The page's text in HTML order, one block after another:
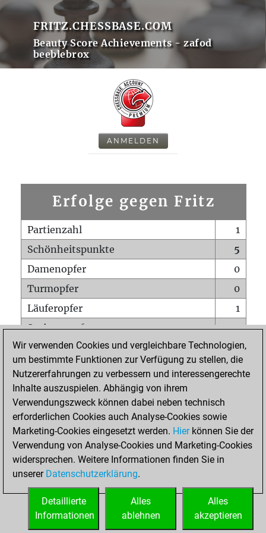
FRITZ.CHESSBASE.COM
Beauty Score Achievements - zafod
beeblebrox
ANMELDEN
Erfolge gegen Fritz
Partienzahl
1
Schönheitspunkte
5
Damenopfer
0
Turmopfer
0
Läuferopfer
1
Springeropfer
0
Bauernopfer
1
Matt auf vollem Brett
0
Bauer setzt Matt
Erstickte Matts
Unterverwandlungen
0
Türme auf der siebten
0
STARTSEITE
Wir verwenden Cookies und vergleichbare Technologien,
um bestimmte Funktionen zur Verfügung zu stellen, die
Nutzererfahrungen zu verbessern und interessengerechte
Inhalte auszuspielen. Abhängig von ihrem
Verwendungszweck können dabei neben technisch
erforderlichen Cookies auch Analyse-Cookies sowie
Marketing-Cookies eingesetzt werden. Hierkönnen Sie der
Verwendung von Analyse-Cookies und Marketing-Cookies
widersprechen. Weitere Informationen finden Sie in
unserer Datenschutzerklärung.
Alles
akzeptieren
Alles
ablehnen
Detaillierte
Informationen